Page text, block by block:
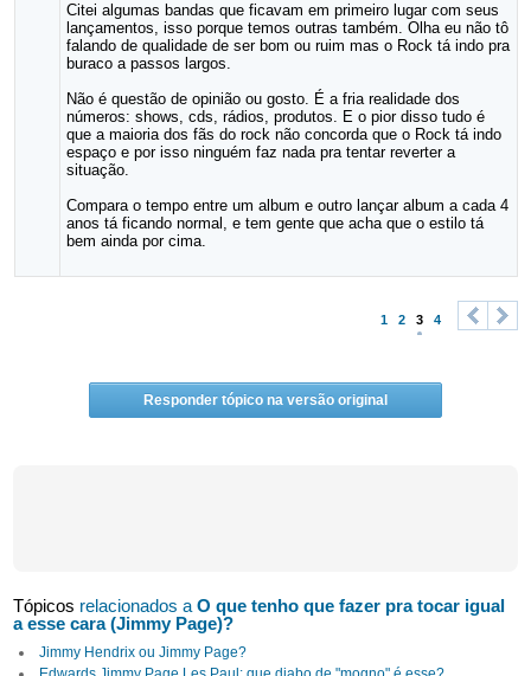
Citei algumas bandas que ficavam em primeiro lugar com seus
lançamentos, isso porque temos outras também. Olha eu não tô
falando de qualidade de ser bom ou ruim mas o Rock tá indo pra
buraco a passos largos.
Não é questão de opinião ou gosto. É a fria realidade dos
números: shows, cds, rádios, produtos. E o pior disso tudo é
que a maioria dos fãs do rock não concorda que o Rock tá indo
espaço e por isso ninguém faz nada pra tentar reverter a
situação.
Compara o tempo entre um album e outro lançar album a cada 4
anos tá ficando normal, e tem gente que acha que o estilo tá
bem ainda por cima.
1 2 3 4
>
Responder tópico na versão original
Tópicos relacionados aO que tenho que fazer pra tocar igual
a esse cara (Jimmy Page)?
Jimmy Hendrix ou Jimmy Page?